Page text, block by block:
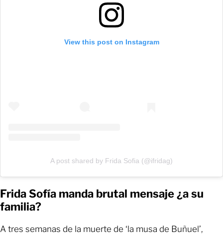
View this post on Instagram
A post shared by Frida Sofia (@ifridag)
Frida Sofía manda brutal mensaje ¿a su
familia?
A tres semanas de la muerte de ‘la musa de Buñuel’,